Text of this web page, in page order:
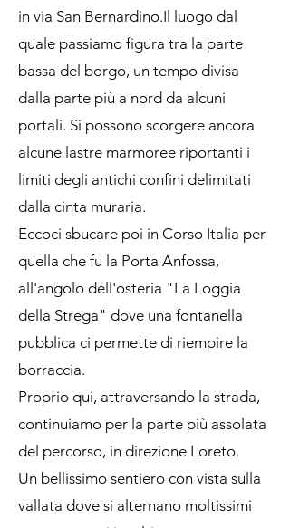
in via San Bernardino.Il luogo dal
quale passiamo figura tra la parte
bassa del borgo, un tempo divisa
dalla parte più a nord da alcuni
portali. Si possono scorgere ancora
alcune lastre marmoree riportanti i
limiti degli antichi confini delimitati
dalla cinta muraria.
Eccoci sbucare poi in Corso Italia per
quella che fu la Porta Anfossa,
all'angolo dell'osteria "La Loggia
della Strega" dove una fontanella
pubblica ci permette di riempire la
borraccia.
Proprio qui, attraversando la strada,
continuiamo per la parte più assolata
del percorso, in direzione Loreto.
Un bellissimo sentiero con vista sulla
vallata dove si alternano moltissimi